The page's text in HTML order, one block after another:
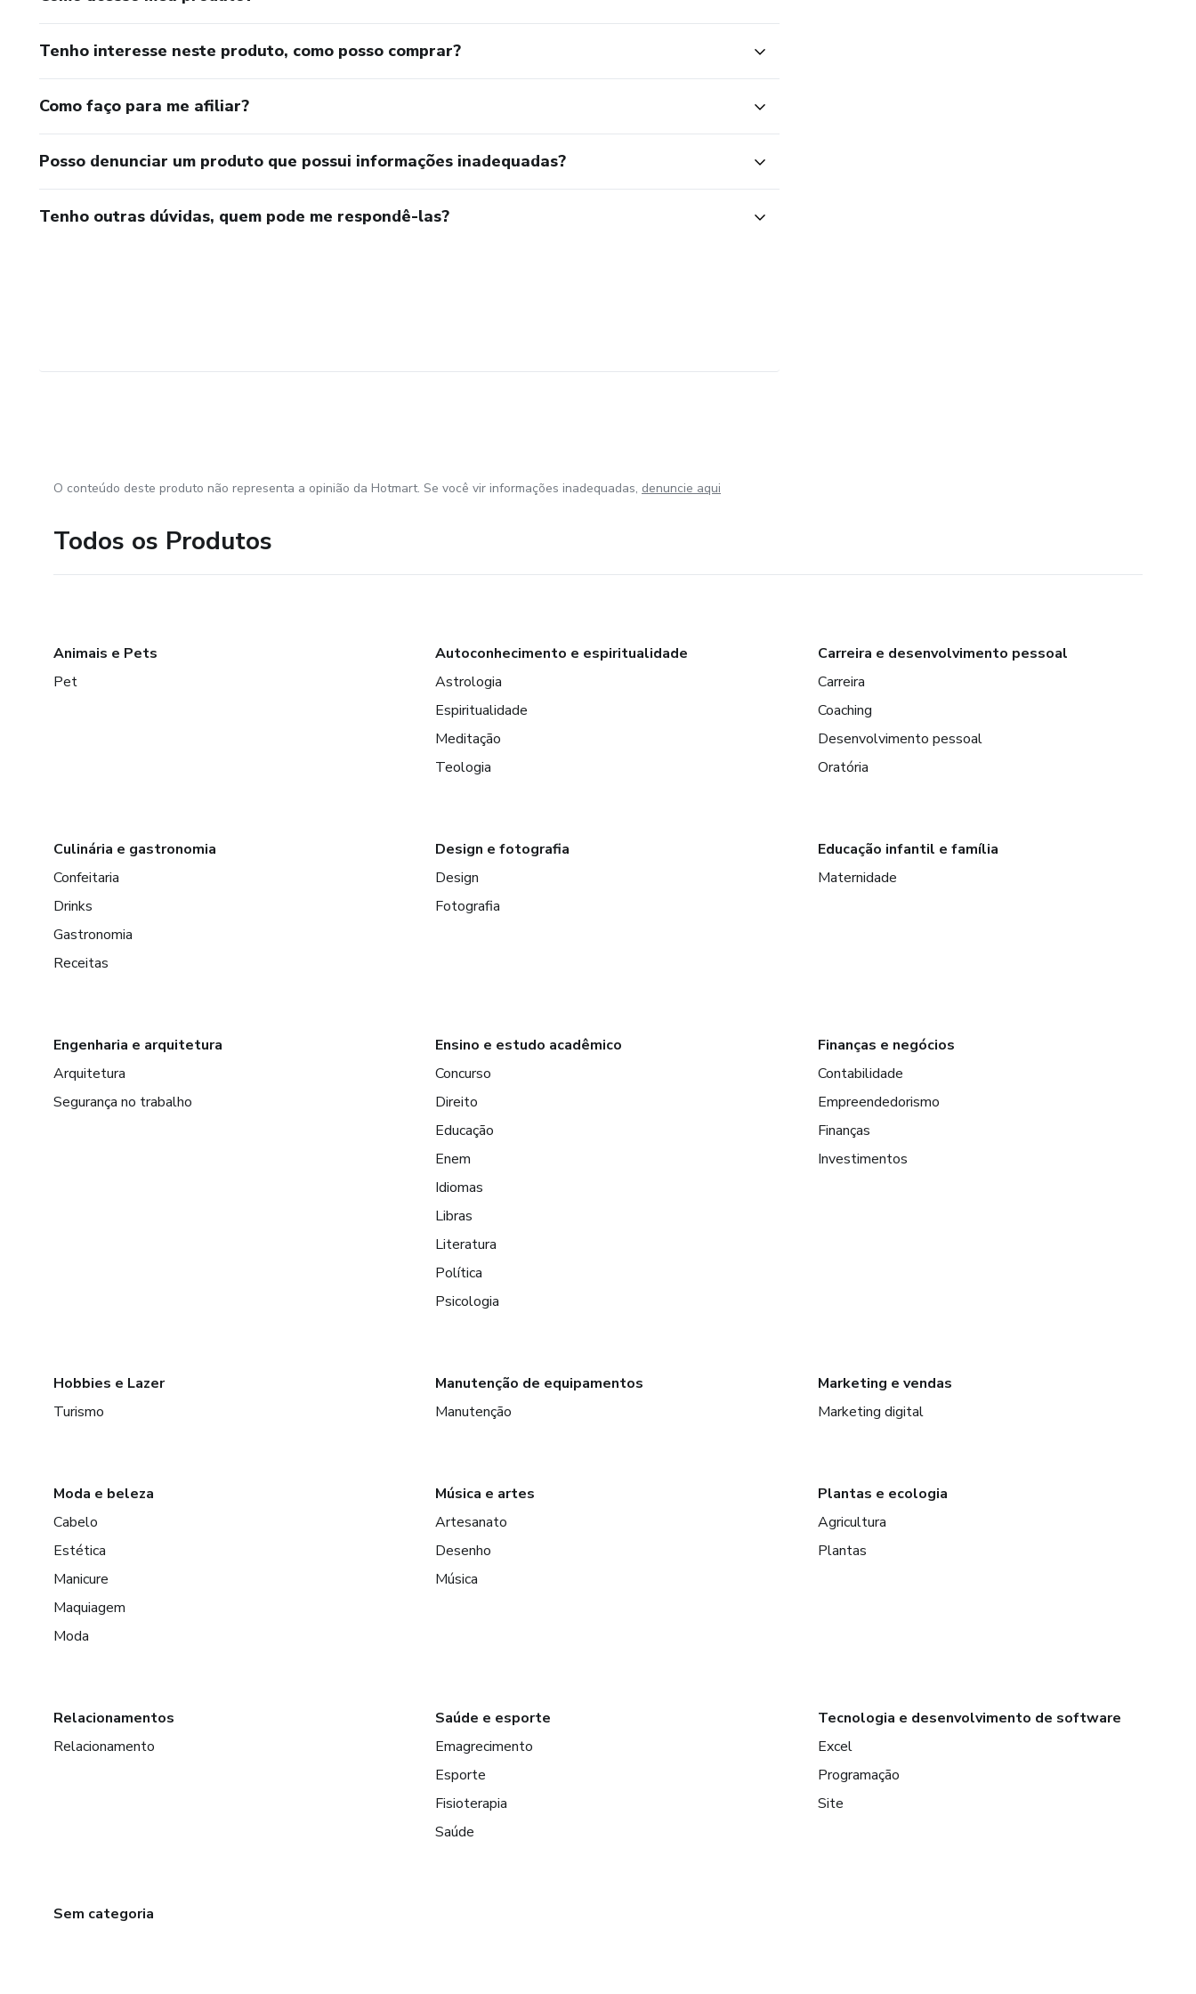
Tenho interesse neste produto, como posso comprar?
Como faço para me afiliar?
Posso denunciar um produto que possui informações inadequadas?
Tenho outras dúvidas, quem pode me respondê-las?
O conteúdo deste produto não representa a opinião da Hotmart. Se você vir informações inadequadas, denuncie aqui
Todos os Produtos
Animais e Pets
Pet
Autoconhecimento e espiritualidade
Astrologia
Espiritualidade
Meditação
Teologia
Carreira e desenvolvimento pessoal
Carreira
Coaching
Desenvolvimento pessoal
Oratória
Culinária e gastronomia
Confeitaria
Drinks
Gastronomia
Receitas
Design e fotografia
Design
Fotografia
Educação infantil e família
Maternidade
Engenharia e arquitetura
Arquitetura
Segurança no trabalho
Ensino e estudo acadêmico
Concurso
Direito
Educação
Enem
Idiomas
Libras
Literatura
Política
Psicologia
Finanças e negócios
Contabilidade
Empreendedorismo
Finanças
Investimentos
Hobbies e Lazer
Turismo
Manutenção de equipamentos
Manutenção
Marketing e vendas
Marketing digital
Moda e beleza
Cabelo
Estética
Manicure
Maquiagem
Moda
Música e artes
Artesanato
Desenho
Música
Plantas e ecologia
Agricultura
Plantas
Relacionamentos
Relacionamento
Saúde e esporte
Emagrecimento
Esporte
Fisioterapia
Saúde
Tecnologia e desenvolvimento de software
Excel
Programação
Site
Sem categoria